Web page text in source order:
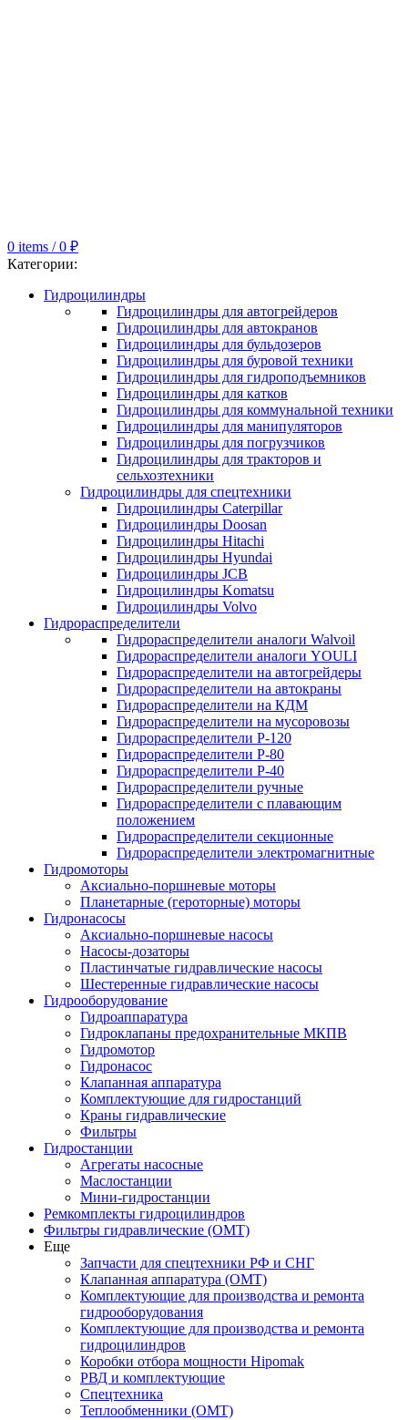
0 items / 0 ₽
Категории:
Гидроцилиндры
Гидроцилиндры для автогрейдеров
Гидроцилиндры для автокранов
Гидроцилиндры для бульдозеров
Гидроцилиндры для буровой техники
Гидроцилиндры для гидроподъемников
Гидроцилиндры для катков
Гидроцилиндры для коммунальной техники
Гидроцилиндры для манипуляторов
Гидроцилиндры для погрузчиков
Гидроцилиндры для тракторов и
сельхозтехники
Гидроцилиндры для спецтехники
Гидроцилиндры Caterpillar
Гидроцилиндры Doosan
Гидроцилиндры Hitachi
Гидроцилиндры Hyundai
Гидроцилиндры JCB
Гидроцилиндры Komatsu
Гидроцилиндры Volvo
Гидрораспределители
Гидрораспределители аналоги Walvoil
Гидрораспределители аналоги YOULI
Гидрораспределители на автогрейдеры
Гидрораспределители на автокраны
Гидрораспределители на КДМ
Гидрораспределители на мусоровозы
Гидрораспределители Р-120
Гидрораспределители Р-80
Гидрораспределители Р-40
Гидрораспределители ручные
Гидрораспределители с плавающим
положением
Гидрораспределители секционные
Гидрораспределители электромагнитные
Гидромоторы
Аксиально-поршневые моторы
Планетарные (героторные) моторы
Гидронасосы
Аксиально-поршневые насосы
Насосы-дозаторы
Пластинчатые гидравлические насосы
Шестеренные гидравлические насосы
Гидрооборудование
Гидроаппаратура
Гидроклапаны предохранительные МКПВ
Гидромотор
Гидронасос
Клапанная аппаратура
Комплектующие для гидростанций
Краны гидравлические
Фильтры
Гидростанции
Агрегаты насосные
Маслостанции
Мини-гидростанции
Ремкомплекты гидроцилиндров
Фильтры гидравлические (OMT)
Еще
Запчасти для спецтехники РФ и СНГ
Клапанная аппаратура (OMT)
Комплектующие для производства и ремонта
гидрооборудования
Комплектующие для производства и ремонта
гидроцилиндров
Коробки отбора мощности Hipomak
РВД и комплектующие
Спецтехника
Теплообменники (OMT)